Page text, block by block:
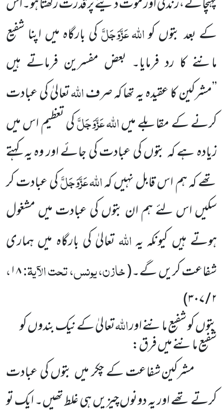
کے بعد بتوں کواللہعَزَّوَجَلَّکی بارگاہ میں اپنا شفیع
ماننےکا رد فرمایا۔ بعض مفسرین فرماتے ہیں
’’مشرکین کا عقیدہ یہ تھا کہ صرفاللہتعالیٰ کی عبادت
کرنے کے مقابلے میںاللہعَزَّوَجَلَّکی تعظیم اس میں
زیادہ ہے کہ بتوں کی عبادتکی جائے اور وہ یہ کہتے
تھے کہ ہم اس قابل نہیں کہاللہعَزَّوَجَلَّکی عبادت کر
سکیںاس لئے ہم ان بتوں کی عبادت میں مشغول
ہوتے ہیں کیونکہ یہاللہتعالیٰ کی بارگاہ میں ہماری
شفاعت کریں گے۔(خازن، یونس، تحت الآیۃ:۱۸،
۲/۳۰۷)
بتوں کو شفیع ماننے اوراللہتعالیٰ کے نیک بندوں کو
شفیع ماننے میں فرق:
مشرکین شفاعت کے چکر میں بتوں کی عبادت
کرتے تھے اور یہ دونوں چیزیں ہی غلط تھیں۔ ایک تو